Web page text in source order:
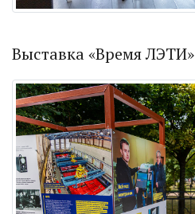
Выставка «Время ЛЭТИ»